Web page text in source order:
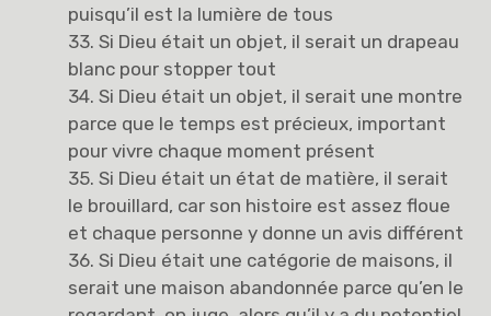
puisqu’il est la lumière de tous
33. Si Dieu était un objet, il serait un drapeau
blanc pour stopper tout
34. Si Dieu était un objet, il serait une montre
parce que le temps est précieux, important
pour vivre chaque moment présent
35. Si Dieu était un état de matière, il serait
le brouillard, car son histoire est assez floue
et chaque personne y donne un avis différent
36. Si Dieu était une catégorie de maisons, il
serait une maison abandonnée parce qu’en le